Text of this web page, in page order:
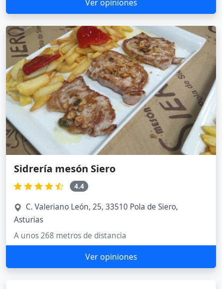
Ver opiniones
Sidrería mesón Siero
4.4
C. Valeriano León, 25, 33510 Pola de Siero,
Asturias
A unos 268 metros de distancia
Ver opiniones